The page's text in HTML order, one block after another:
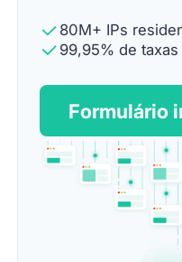
80M+ IPs
99,95% de
Formulário